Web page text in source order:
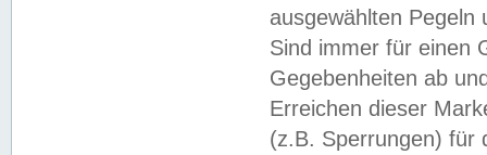
ausgewählten
Sind immer für einen
Gegebenheiten ab
Erreichen dieser
(z.B. Sperrungen) für